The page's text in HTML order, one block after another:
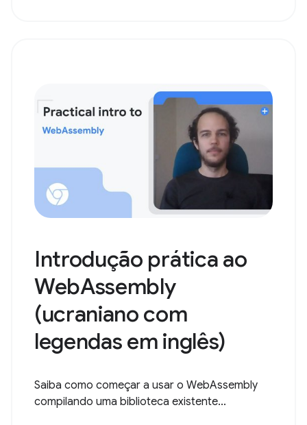
Introdução prática ao
WebAssembly
(ucraniano com
legendas em inglês)
Saiba como começar a usar o WebAssembly
compilando uma biblioteca existente...